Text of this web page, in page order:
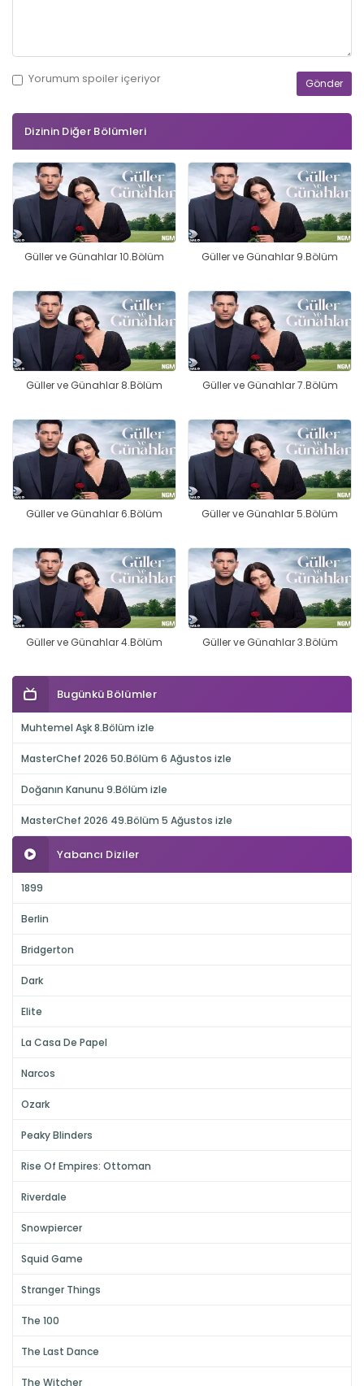
Yorumum spoileriçeriyor
Dizinin Diğer Bölümleri
Güller ve Günahlar 10.Bölüm Güller ve Günahlar 9.Bölüm
Güller ve Günahlar 8.Bölüm Güller ve Günahlar 7.Bölüm
Güller ve Günahlar 6.Bölüm Güller ve Günahlar 5.Bölüm
Güller ve Günahlar 4.Bölüm Güller ve Günahlar 3.Bölüm
Bugünkü Bölümler
Muhtemel Aşk 8.Bölüm izle
MasterChef 2026 50.Bölüm 6 Ağustos izle
Doğanın Kanunu 9.Bölüm izle
MasterChef 2026 49.Bölüm 5 Ağustos izle
Yabancı Diziler
1899
Berlin
Bridgerton
Dark
Elite
La Casa De Papel
Narcos
Ozark
Peaky Blinders
Rise Of Empires: Ottoman
Riverdale
Snowpiercer
Squid Game
Stranger Things
The 100
The Last Dance
The Witcher